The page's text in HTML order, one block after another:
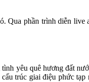
Qua phần trình diễn
yêu quê hương đất
trúc giai điệu phức tạp